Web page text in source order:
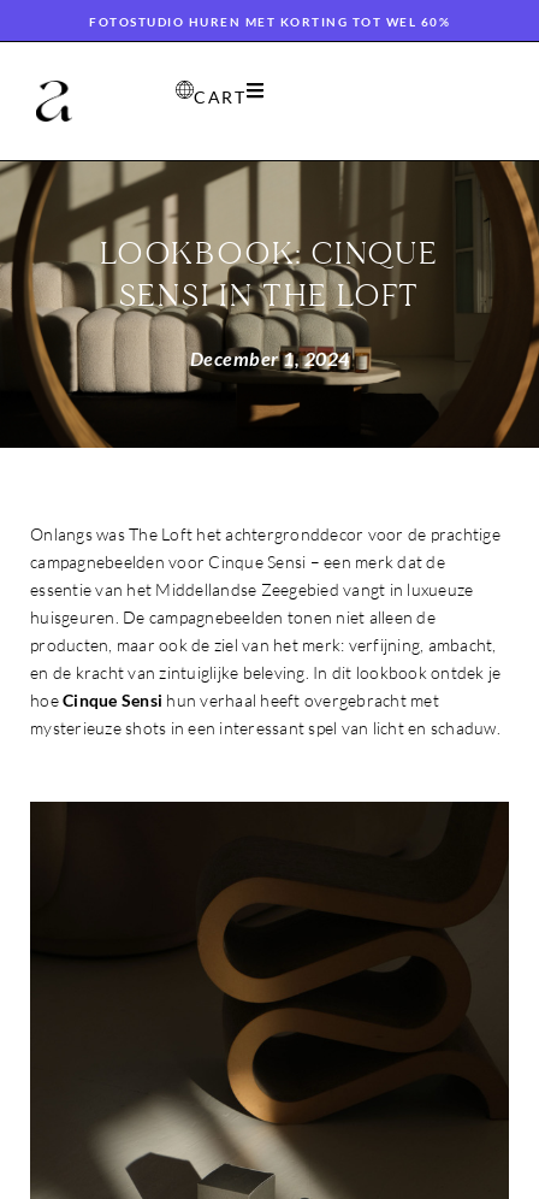
FOTOSTUDIO HUREN MET KORTING TOT WEL 60%
CART
LOOKBOOK: CINQUE
SENSI IN THE LOFT
December 1, 2024
Onlangs was The Loft het achtergronddecor voor de prachtige
campagnebeelden voor Cinque Sensi – een merk dat de
essentie van het Middellandse Zeegebied vangt in luxueuze
huisgeuren. De campagnebeelden tonen niet alleen de
producten, maar ook de ziel van het merk: verfijning, ambacht,
en de kracht van zintuiglijke beleving. In dit lookbook ontdek je
hoeCinque Sensi hun verhaal heeft overgebracht met
mysterieuze shots in een interessant spel van licht en schaduw.